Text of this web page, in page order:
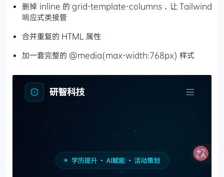
删掉 inline 的 grid-template-columns，让 Tailwind
响应式类接管
合并重复的 HTML 属性
加一套完整的 @media(max-width:768px) 样式